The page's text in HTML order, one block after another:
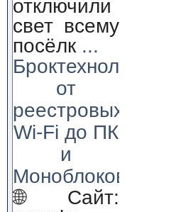
отключили
свет всему
посёлк ...
Броктехнолоджи:
от
реестровых
Wi-Fi до ПК
и
Моноблоков!
🌐 Сайт: